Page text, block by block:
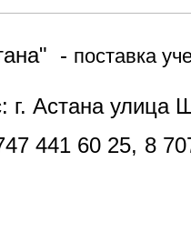
- поставка
г. Астана
441 60 25, 8